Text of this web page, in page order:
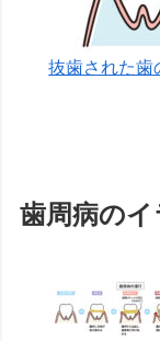
抜歯された歯
歯周病のイ